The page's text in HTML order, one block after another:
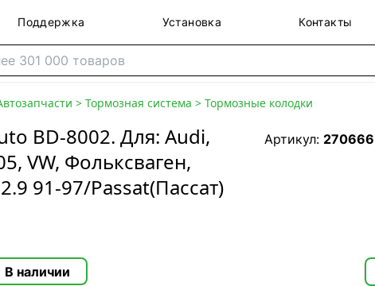
Поддержка Установка Контакты
> Тормозная система > Тормозные колодки
BD-8002. Для: Audi,
VW, Фольксваген,
91-97/Passat(Пассат)
Артикул: 270666
В наличии